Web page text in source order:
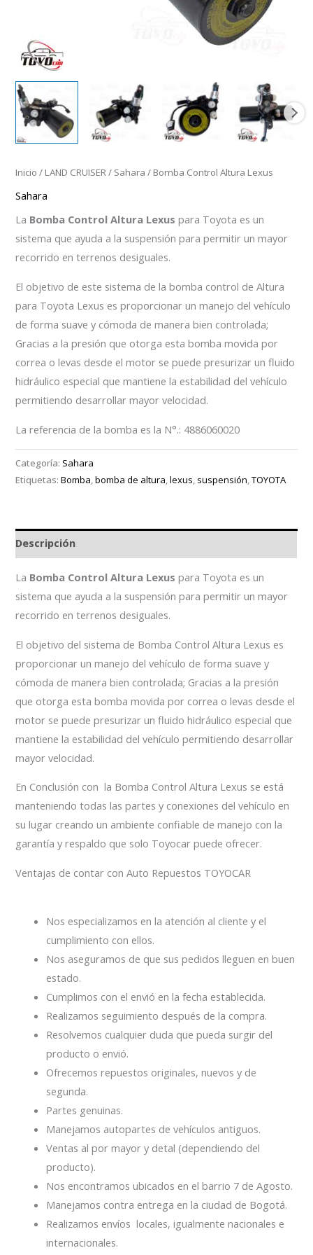
Inicio / LAND CRUISER/ Sahara / Bomba Control Altura Lexus
Sahara
La Bomba Control Altura Lexus para Toyota es un
sistema que ayuda a la suspensión para permitir un mayor
recorrido en terrenos desiguales.
El objetivo de este sistema de la bomba control de Altura
para Toyota Lexus es proporcionar un manejo del vehículo
de forma suave y cómoda de manera bien controlada;
Gracias a la presión que otorga esta bomba movida por
correa o levas desde el motor se puede presurizar un fluido
hidráulico especial que mantiene la estabilidad del vehículo
permitiendo desarrollar mayor velocidad.
La referencia de la bomba es la N°.: 4886060020
Categoría: Sahara
Etiquetas:Bomba,bomba de altura,lexus, suspensión,TOYOTA
Descripción
La Bomba Control Altura Lexus para Toyota es un
sistema que ayuda a la suspensión para permitir un mayor
recorrido en terrenos desiguales.
El objetivo del sistema de Bomba Control Altura Lexus es
proporcionar un manejo del vehículo de forma suave y
cómoda de manera bien controlada; Gracias a la presión
que otorga esta bomba movida por correa o levas desde el
motor se puede presurizar un fluido hidráulico especial que
mantiene la estabilidad del vehículo permitiendo desarrollar
mayor velocidad.
En Conclusión con la Bomba Control Altura Lexus se está
manteniendo todas las partes y conexiones del vehículo en
su lugar creando un ambiente confiable de manejo con la
garantía y respaldo que solo Toyocar puede ofrecer.
Ventajas de contar con Auto Repuestos TOYOCAR
Nos especializamos en la atención al cliente y el
cumplimiento con ellos.
Nos aseguramos de que sus pedidos lleguen en buen
estado.
Cumplimos con el envió en la fecha establecida.
Realizamos seguimiento después de la compra.
Resolvemos cualquier duda que pueda surgir del
producto o envió.
Ofrecemos repuestos originales, nuevos y de
segunda.
Partes genuinas.
Manejamos autopartes de vehículos antiguos.
Ventas al por mayor y detal (dependiendo del
producto).
Nos encontramos ubicados en el barrio 7 de Agosto.
Manejamos contra entrega en la ciudad de Bogotá.
Realizamos envíos locales, igualmente nacionales e
internacionales.